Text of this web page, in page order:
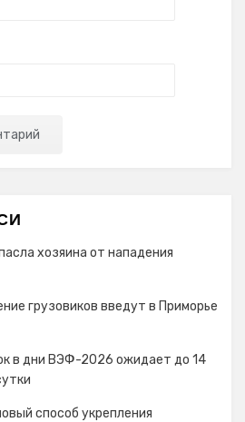
хозяина от нападения
грузовиков введут в Приморье
в дни ВЭФ-2026 ожидает до 14
способ укрепления